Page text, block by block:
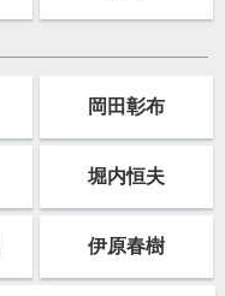
岡田彰布
堀内恒夫
伊原春樹